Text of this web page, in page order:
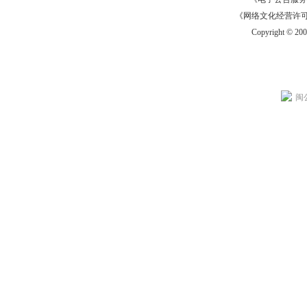
《网络文化经营许
Copyright ©
闽